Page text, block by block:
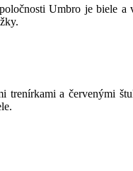
Umbro je biele
a červenými